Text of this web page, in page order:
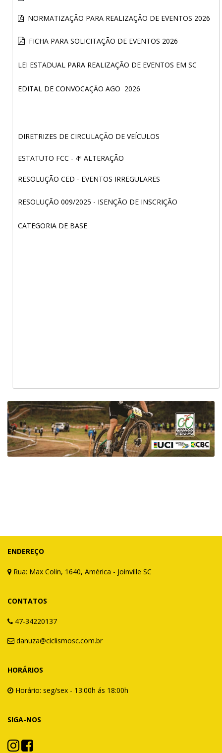
NORMATIZAÇÃO PARA REALIZAÇÃO DE EVENTOS 2026
FICHA PARA SOLICITAÇÃO DE EVENTOS 2026
LEI ESTADUAL PARA REALIZAÇÃO DE EVENTOS EM SC
EDITAL DE CONVOCAÇÃO AGO 2026
DIRETRIZES DE CIRCULAÇÃO DE VEÍCULOS
ESTATUTO FCC - 4ª ALTERAÇÃO
RESOLUÇÃO CED - EVENTOS IRREGULARES
RESOLUÇÃO 009/2025 - ISENÇÃO DE INSCRIÇÃO
CATEGORIA DE BASE
ENDEREÇO
Rua: Max Colin, 1640, América - Joinville SC
CONTATOS
47-34220137
danuza@ciclismosc.com.br
HORÁRIOS
Horário: seg/sex - 13:00h ás 18:00h
SIGA-NOS